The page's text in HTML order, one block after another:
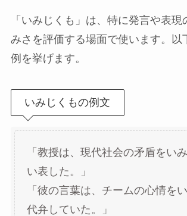
「いみじくも」は、特に発言や表現
みさを評価する場面で使います。以
例を挙げます。
いみじくもの例文
「教授は、現代社会の矛盾をい
い表した。」
「彼の言葉は、チームの心情を
代弁していた。」